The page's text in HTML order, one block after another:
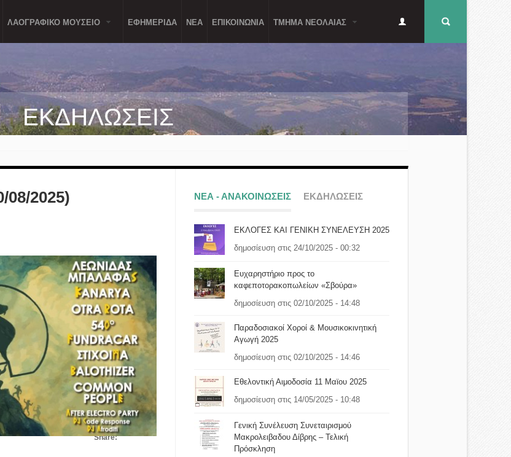
ΛΑΟΓΡΑΦΙΚΟ ΜΟΥΣΕΙΟ ΕΦΗΜΕΡΙΔΑ ΝΕΑ ΕΠΙΚΟΙΝΩΝΙΑ ΤΜΗΜΑ ΝΕΟΛΑΙΑΣ
αναζήτησης
μενού
ΕΚΔΗΛΩΣΕΙΣ
08/2025)
Share:
ΝΕΑ - ΑΝΑΚΟΙΝΩΣΕΙΣ ΕΚΔΗΛΩΣΕΙΣ
ΕΚΛΟΓΕΣ ΚΑΙ ΓΕΝΙΚΗ ΣΥΝΕΛΕΥΣΗ 2025
δημοσίευση στις 24/10/2025 - 00:32
Ευχαρηστήριο προς το
καφεποτορακοπωλείων «Σβούρα»
δημοσίευση στις 02/10/2025 - 14:48
Παραδοσιακοί Χοροί & Μουσικοκινητική
Αγωγή 2025
δημοσίευση στις 02/10/2025 - 14:46
Εθελοντική Αιμοδοσία 11 Μαϊου 2025
δημοσίευση στις 14/05/2025 - 10:48
Γενική Συνέλευση Συνεταιρισμού
Μακρολειβαδου Δίβρης – Τελική
Πρόσκληση